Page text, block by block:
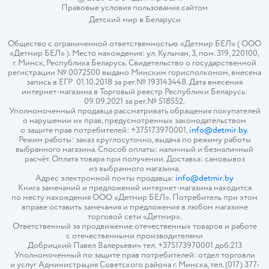
Правовые условия пользования сайтом
Детский мир в Беларуси
Общество с ограниченной ответственностью «Детмир БЕЛ» ( ООО
«Детмир БЕЛ» ). Место нахождения: ул. Кульман, 3, пом. 319, 220100,
г. Минск, Республика Беларусь. Свидетельство о государственной
регистрации № 0072500 выдано Минским горисполкомом, внесена
запись в ЕГР 01.10.2018 за рег.№ 193143448. Дата внесения
интернет-магазина в Торговый реестр Республики Беларусь:
09.09.2021 за рег.№ 518552.
Уполномоченный продавца рассматривать обращения покупателей
о нарушении их прав, предусмотренных законодательством
о защите прав потребителей: +375173970001,info@detmir.by.
Режим работы: заказ круглосуточно, выдача по режиму работы
выбранного магазина. Способ оплаты: наличный и безналичный
расчёт. Оплата товара при получении. Доставка: самовывоз
из выбранного магазина.
Адрес электронной почты продавца: info@detmir.by
Книга замечаний и предложений интернет-магазина находится
по месту нахождения ООО «Детмир БЕЛ». Потребитель при этом
вправе оставить замечания и предложения в любом магазине
торговой сети «Детмир».
Ответственный за продвижение отечественных товаров и работе
с отечественными производителями
Добрицкий Павел Валерьевич тел. +375173970001 доб.213
Уполномоченный по защите прав потребителей: отдел торговли
и услуг Администрация Советского района г. Минска, тел. (017) 377-